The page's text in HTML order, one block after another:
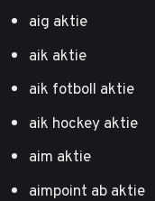
aig aktie
aik aktie
aik fotboll aktie
aik hockey aktie
aim aktie
aimpoint ab aktie